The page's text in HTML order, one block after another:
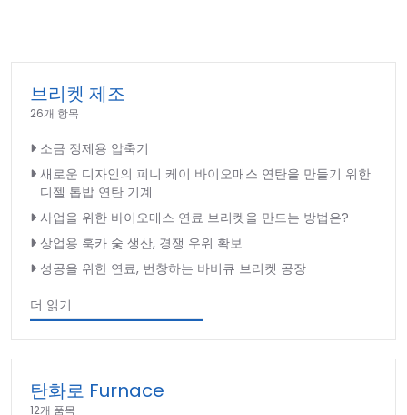
브리켓 제조
26개 항목
소금 정제용 압축기
새로운 디자인의 피니 케이 바이오매스 연탄을 만들기 위한
디젤 톱밥 연탄 기계
사업을 위한 바이오매스 연료 브리켓을 만드는 방법은?
상업용 훅카 숯 생산, 경쟁 우위 확보
성공을 위한 연료, 번창하는 바비큐 브리켓 공장
더 읽기
탄화로 Furnace
12개 품목